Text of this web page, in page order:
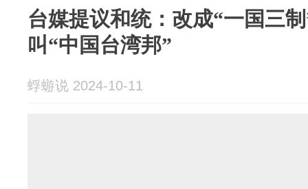
台媒提议和统：改成“一国三
叫“中国台湾邦”
蜉蝣说 2024-10-11